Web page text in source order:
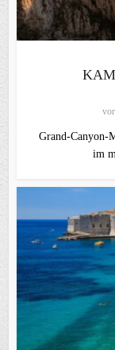
Grand-Canyon-
im